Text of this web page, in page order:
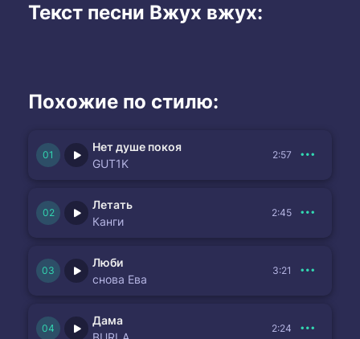
Текст песни Вжух вжух:
Похожие по стилю:
Нет душе покоя
GUT1K
2:57
Летать
Канги
2:45
Люби
снова Ева
3:21
Дама
2:24